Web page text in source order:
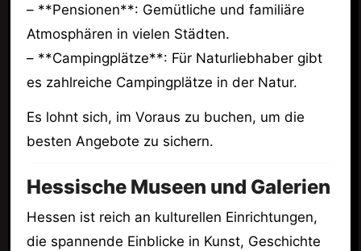
– **Pensionen**: Gemütliche und familiäre
Atmosphären in vielen Städten.
– **Campingplätze**: Für Naturliebhaber gibt
es zahlreiche Campingplätze in der Natur.
Es lohnt sich, im Voraus zu buchen, um die
besten Angebote zu sichern.
Hessische Museen und Galerien
Hessen ist reich an kulturellen Einrichtungen,
die spannende Einblicke in Kunst, Geschichte